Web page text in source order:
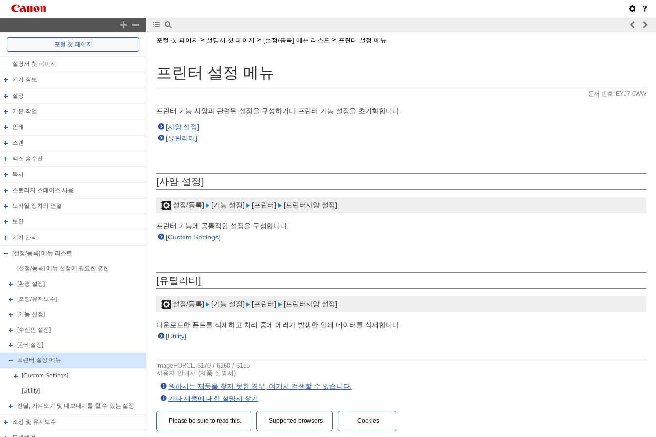
포털 첫 페이지
설명서 첫 페이지
기기 정보
설정
기본 작업
인쇄
스캔
팩스 송수신
복사
스토리지 스페이스 사용
모바일 장치와 연결
보안
기기 관리
[설정/등록] 메뉴 리스트
[설정/등록] 메뉴 설정에 필요한 권한
[환경 설정]
[조정/유지보수]
[기능 설정]
[수신인 설정]
[관리설정]
프린터 설정 메뉴
[Custom Settings]
[Utility]
전달, 가져오기 및 내보내기를 할 수 있는 설정
조정 및 유지보수
포털 첫 페이지 > 설명서 첫 페이지 > [설정/등록] 메뉴 리스트 > 프린터 설정 메뉴
프린터 설정 메뉴
문서 번호: EYJ7-0WW
프린터 기능 사양과 관련된 설정을 구성하거나 프린터 기능 설정을 초기화합니다.
[사양 설정]
[유틸리티]
[사양 설정]
[ 설정/등록] [기능 설정] [프린터] [프린터사양 설정]
프린터 기능에 공통적인 설정을 구성합니다.
[Custom Settings]
[유틸리티]
[ 설정/등록] [기능 설정] [프린터] [프린터사양 설정]
다운로드한 폰트를 삭제하고 처리 중에 에러가 발생한 인쇄 데이터를 삭제합니다.
[Utility]
imageFORCE 6170 / 6160 / 6155
사용자 안내서 (제품 설명서)
원하시는 제품을 찾지 못한 경우, 여기서 검색할 수 있습니다.
기타 제품에 대한 설명서 찾기
Please be sure to read this.‎ Supported browsers Cookies